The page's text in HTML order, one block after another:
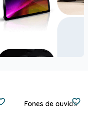
Fones de ouvido